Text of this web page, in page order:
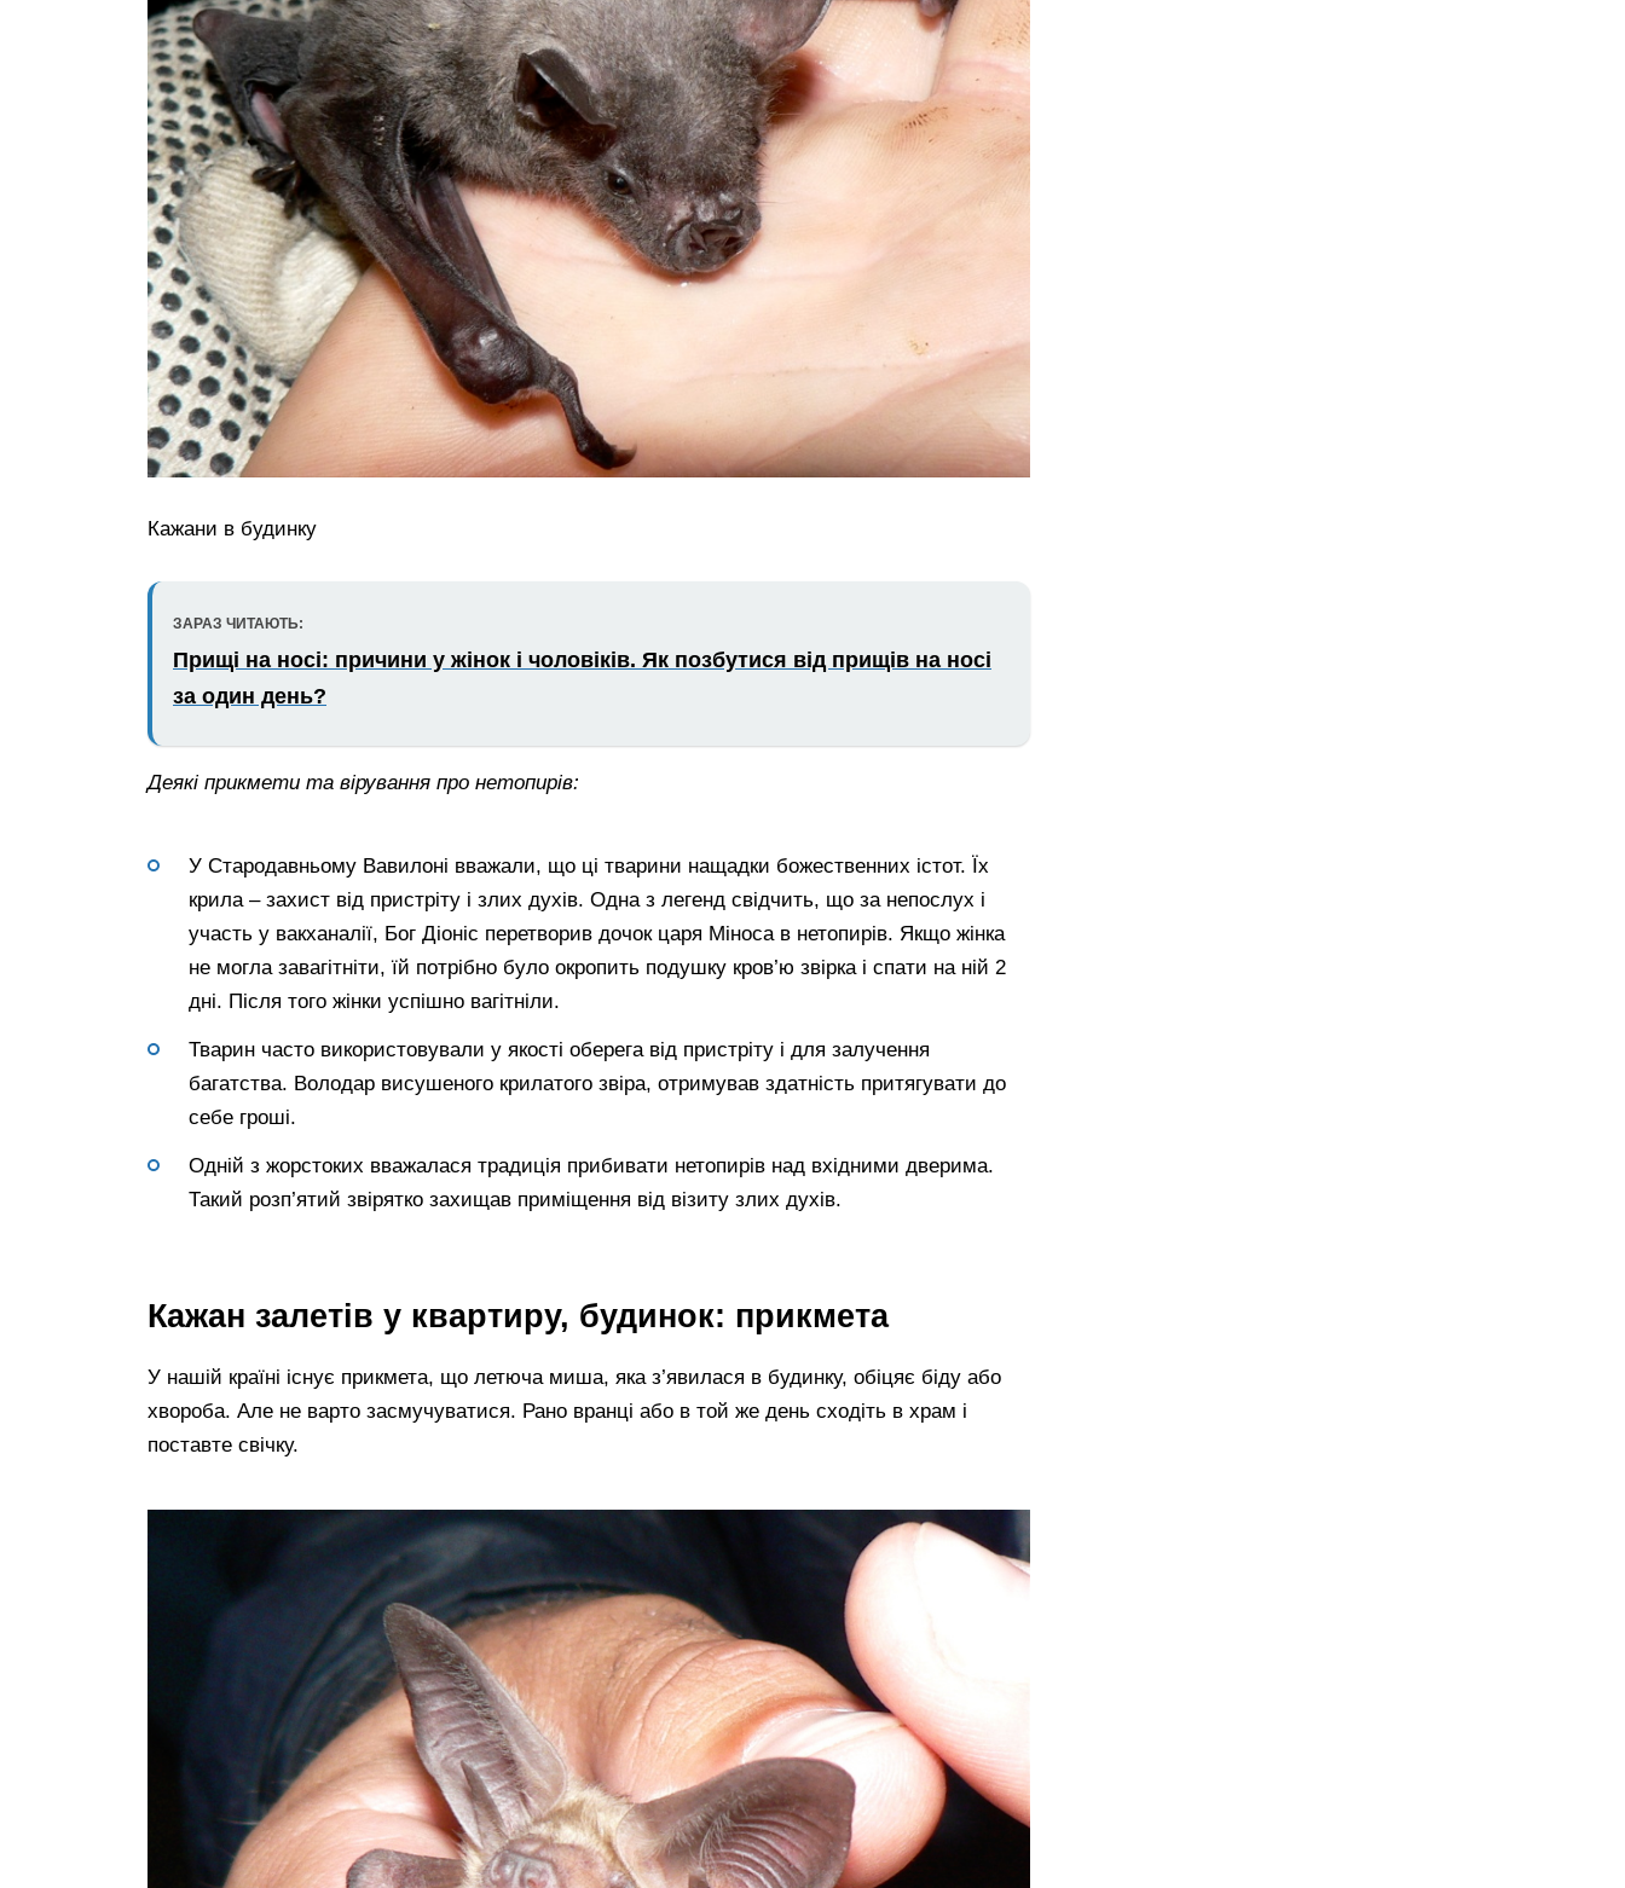
Кажани в будинку
ЗАРАЗ ЧИТАЮТЬ:
Прищі на носі: причини у жінок і чоловіків. Як позбутися від прищів на носі
за один день?
Деякі прикмети та вірування про нетопирів:
У Стародавньому Вавилоні вважали, що ці тварини нащадки божественних істот. Їх
крила – захист від пристріту і злих духів. Одна з легенд свідчить, що за непослух і
участь у вакханалії, Бог Діоніс перетворив дочок царя Міноса в нетопирів. Якщо жінка
не могла завагітніти, їй потрібно було окропить подушку кров’ю звірка і спати на ній 2
дні. Після того жінки успішно вагітніли.
Тварин часто використовували у якості оберега від пристріту і для залучення
багатства. Володар висушеного крилатого звіра, отримував здатність притягувати до
себе гроші.
Одній з жорстоких вважалася традиція прибивати нетопирів над вхідними дверима.
Такий розп’ятий звірятко захищав приміщення від візиту злих духів.
Кажан залетів у квартиру, будинок: прикмета
У нашій країні існує прикмета, що летюча миша, яка з’явилася в будинку, обіцяє біду або
хвороба. Але не варто засмучуватися. Рано вранці або в той же день сходіть в храм і
поставте свічку.